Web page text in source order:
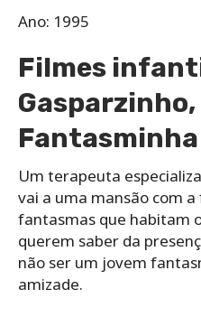
Ano: 1995
Filmes
Gasparzinho,
Um terapeuta
vai a uma mansão com
fantasmas que habitam
querem saber da
não ser um jovem
amizade.